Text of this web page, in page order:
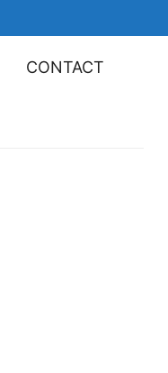
CONTACT